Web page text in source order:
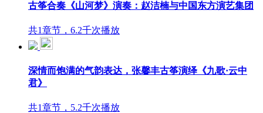
古筝合奏《山河梦》演奏：赵洁楠与中国东方演艺集团
共1章节，6.2千次播放
深情而饱满的气韵表达，张馨丰古筝演绎《九歌·云中
君》
共1章节，5.2千次播放